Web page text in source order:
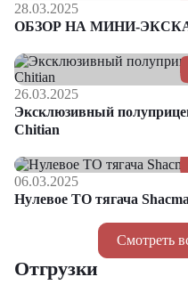
Смотреть
28.03.2025
ОБЗОР НА МИНИ-
26.03.2025
Эксклюзивный
Chitian
06.03.2025
Нулевое ТО тягача
Отгрузки